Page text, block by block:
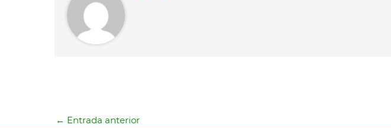
← Entrada anterior